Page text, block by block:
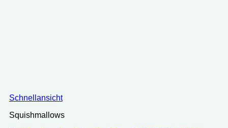
Schnellansicht
Squishmallows